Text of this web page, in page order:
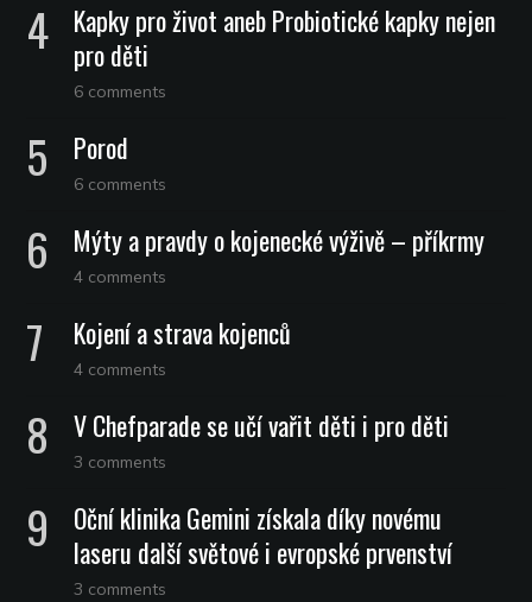
Kapky pro život aneb Probiotické kapky nejen
pro děti
6 comments
Porod
6 comments
Mýty a pravdy o kojenecké výživě – příkrmy
4 comments
Kojení a strava kojenců
4 comments
V Chefparade se učí vařit děti i pro děti
3 comments
Oční klinika Gemini získala díky novému
laseru další světové i evropské prvenství
3 comments